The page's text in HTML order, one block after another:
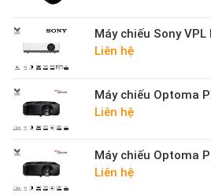
Máy chiếu Sony
Liên hệ
Máy chiếu Optoma
Liên hệ
Máy chiếu Optoma
Liên hệ